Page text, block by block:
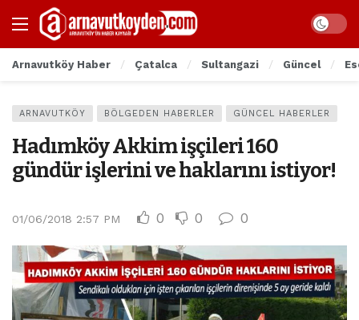
Arnavutköy Haber Çatalca Sultangazi Güncel
ARNAVUTKÖY BÖLGEDEN HABERLER GÜNCEL HABERLER
Hadımköy Akkim işçileri 160
gündür işlerini ve haklarını istiyor!
01/06/2018 2:57 PM 0 0 0